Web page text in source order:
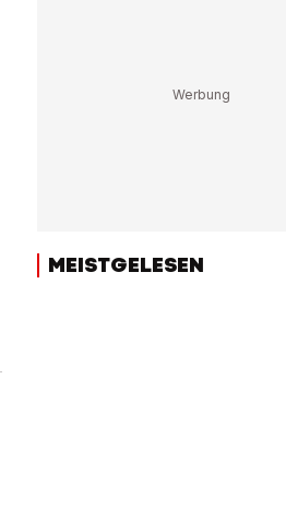
MEISTGELESEN